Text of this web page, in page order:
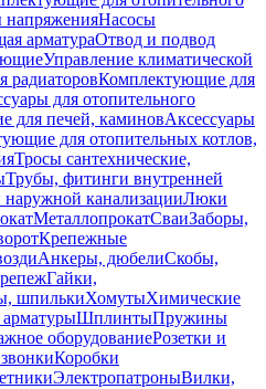
напряженияНасосы
арматураОтвод и подвод
Управление климатической
радиаторовКомплектующие для
для отопительного
для печей, каминовАксессуары
для отопительных котлов,
Тросы сантехнические,
Трубы, фитинги внутренней
канализацииЛюки
МеталлопрокатСваиЗаборы,
Крепежные
Анкеры, дюбелиСкобы,
Гайки,
шпилькиХомутыХимические
ШплинтыПружины
оборудованиеРозетки и
Коробки
ЭлектропатроныВилки,